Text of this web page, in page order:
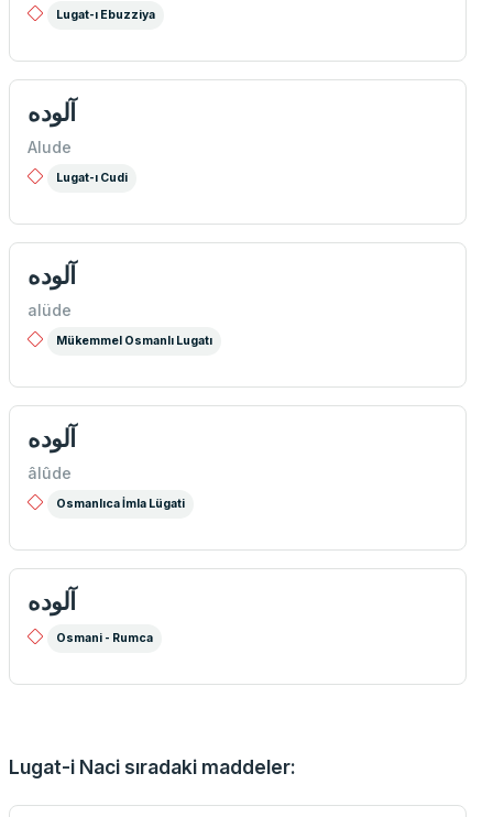
Lugat-ı Ebuzziya
آلوده
Alude
Lugat-ı Cudi
آلوده
alüde
Mükemmel Osmanlı Lugatı
آلوده
âlûde
Osmanlıca İmla Lügati
آلوده
Osmani - Rumca
Lugat-i Naci sıradaki maddeler: